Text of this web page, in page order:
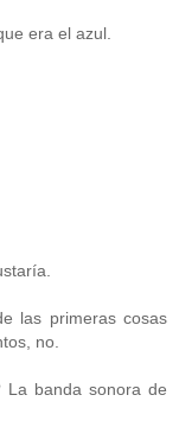
era el azul.
las primeras cosas
no.
banda sonora de